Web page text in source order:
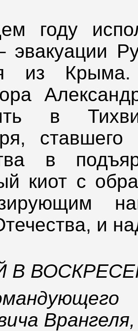
году
эвакуации
из
в
ставшего
в
киот с
и
В
Врангеля,